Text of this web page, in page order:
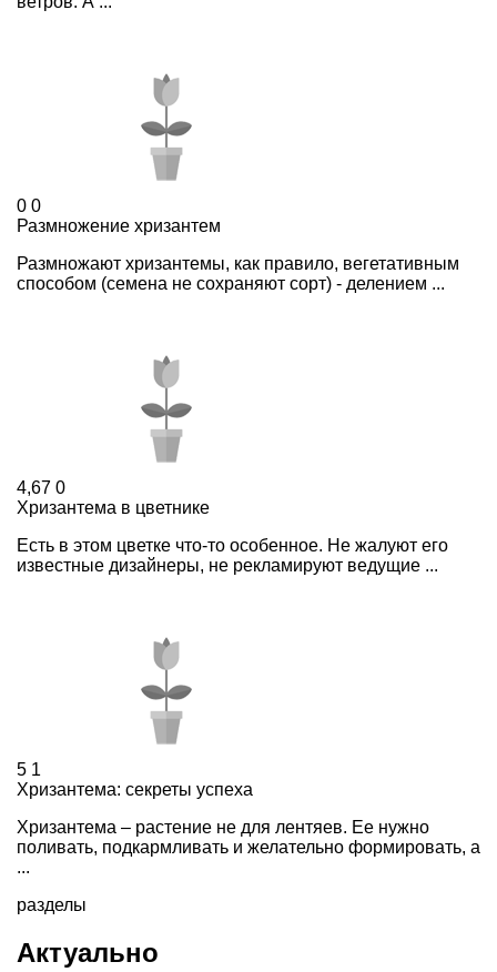
0 0
Размножение хризантем
Размножают хризантемы, как правило, вегетативным
способом (семена не сохраняют сорт) - делением ...
4,67 0
Хризантема в цветнике
Есть в этом цветке что-то особенное. Не жалуют его
известные дизайнеры, не рекламируют ведущие ...
5 1
Хризантема: секреты успеха
Хризантема – растение не для лентяев. Ее нужно
поливать, подкармливать и желательно формировать, а
...
разделы
Актуально